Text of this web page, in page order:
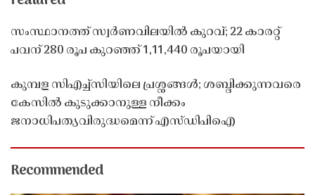
സംസ്ഥാനത്ത് സ്വർണവിലയിൽ കുറവ്; 22 കാരറ്റ്
പവന് 280 രൂപ കുറഞ്ഞ് 1,11,440 രൂപയായി
കുമ്പള സിഎച്ച്സിയിലെ പ്രശ്നങ്ങൾ; ശബ്ദിക്കുന്നവരെ
കേസിൽ കുടുക്കാനുള്ള നീക്കം
ജനാധിപത്യവിരുദ്ധമെന്ന് എസ്ഡിപിഐ
Recommended